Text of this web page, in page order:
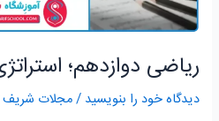
ریاضی دوازدهم؛
دیدگاه‌ خود را بنویسید /مجلات شریف